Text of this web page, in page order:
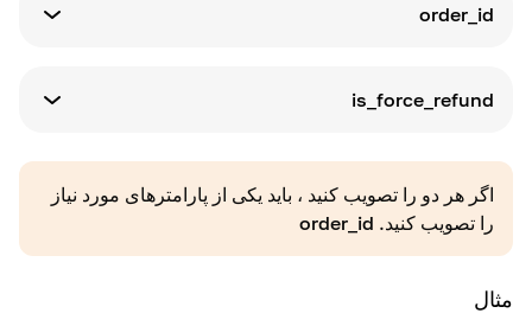
order_id
min:1
required_without: uuid
مقدار پیش فرض
is_force_refund
مقدار پیش فرض
false
اگر هر دو را تصویب کنید ، باید یکی از پارامترهای مورد نیاز
را تصویب کنید. order_id
مثال